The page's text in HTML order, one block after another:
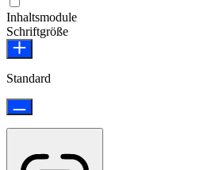
Inhaltsmodule
Schriftgröße
Standard